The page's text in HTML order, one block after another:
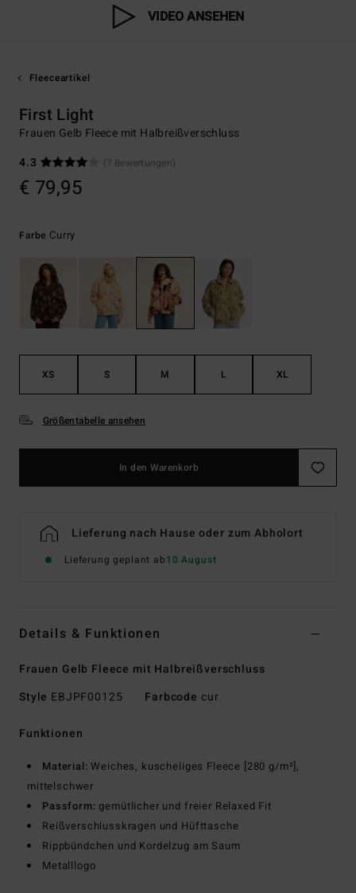
VIDEO ANSEHEN
Fleeceartikel
First Light
Frauen Gelb Fleece mit Halbreißverschluss
4.3
(7 Bewertungen)
€ 79,95
Farbe Curry
XS S M L XL
Größentabelle ansehen
In den Warenkorb
Lieferung nach Hause oder zum Abholort
Lieferung geplant ab10 August
Details & Funktionen
Frauen Gelb Fleece mit Halbreißverschluss
Style EBJPF00125 Farbcode cur
Funktionen
Material:Weiches, kuscheliges Fleece [280 g/m²],
mittelschwer
Passform:gemütlicher und freier Relaxed Fit
Reißverschlusskragen und Hüfttasche
Rippbündchen und Kordelzug am Saum
Metalllogo